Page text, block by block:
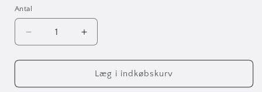
Antal
Antal
Reducer
antallet
for
DJB-
Øg
antallet
for
Donner
DJB-
Læg i indkøbskurv